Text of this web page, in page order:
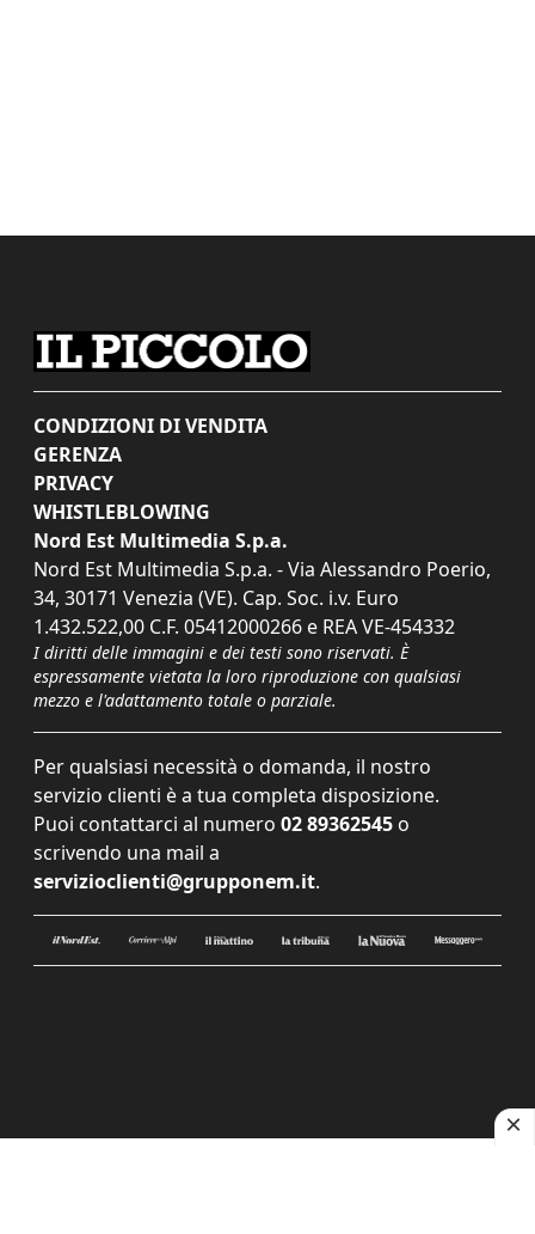
CONDIZIONI DI VENDITA
GERENZA
PRIVACY
WHISTLEBLOWING
Nord Est Multimedia S.p.a.
Nord Est Multimedia S.p.a. - Via Alessandro Poerio,
34, 30171 Venezia (VE). Cap. Soc. i.v. Euro
1.432.522,00 C.F. 05412000266 e REA VE-454332
I diritti delle immagini e dei testi sono riservati. È
espressamente vietata la loro riproduzione con qualsiasi
mezzo e l'adattamento totale o parziale.
Per qualsiasi necessità o domanda, il nostro
servizio clienti è a tua completa disposizione.
Puoi contattarci al numero 02 89362545 o
scrivendo una mail a
servizioclienti@grupponem.it.